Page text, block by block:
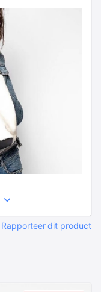
Rapporteer dit product